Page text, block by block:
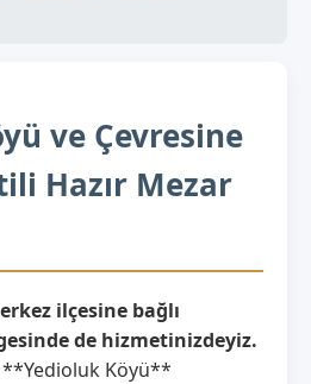
ve Çevresine
Hazır Mezar
ilçesine bağlı
de hizmetinizdeyiz.
Köyü**